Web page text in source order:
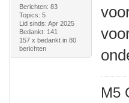
Berichten: 83
Topics: 5
Lid sinds: Apr 2025
Bedankt: 141
157 x bedankt in 80
berichten
M5